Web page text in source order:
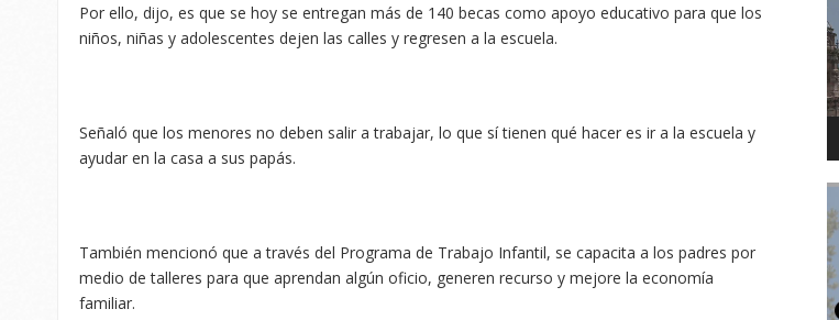
Por ello, dijo, es que se hoy se entregan más de 140 becas como apoyo educativo para que los
niños, niñas y adolescentes dejen las calles y regresen a la escuela.
Señaló que los menores no deben salir a trabajar, lo que sí tienen qué hacer es ir a la escuela y
ayudar en la casa a sus papás.
También mencionó que a través del Programa de Trabajo Infantil, se capacita a los padres por
medio de talleres para que aprendan algún oficio, generen recurso y mejore la economía
familiar.
de